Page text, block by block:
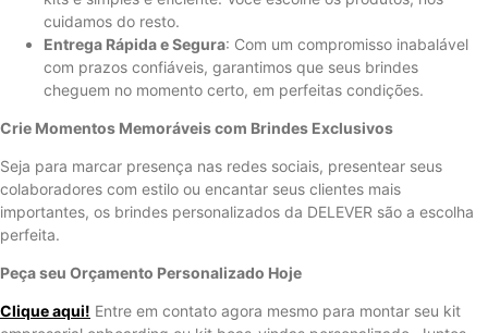
cuidamos do resto.
Entrega Rápida e Segura: Com um compromisso inabalável
com prazos confiáveis, garantimos que seus brindes
cheguem no momento certo, em perfeitas condições.
Crie Momentos Memoráveis com Brindes Exclusivos
Seja para marcar presença nas redes sociais, presentear seus
colaboradores com estilo ou encantar seus clientes mais
importantes, os brindes personalizados da DELEVER são a escolha
perfeita.
Peça seu Orçamento Personalizado Hoje
Clique aqui! Entre em contato agora mesmo para montar seu kit